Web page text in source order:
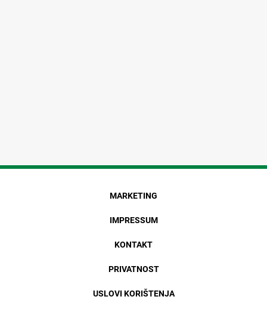
MARKETING
IMPRESSUM
KONTAKT
PRIVATNOST
USLOVI KORIŠTENJA